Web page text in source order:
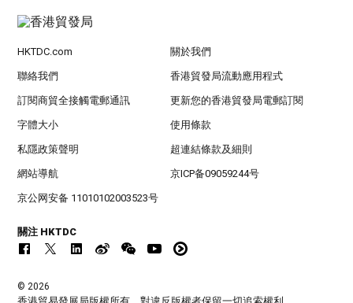
HKTDC.com 關於我們
聯絡我們 香港貿發局流動應用程式
訂閱商貿全接觸電郵通訊 更新您的香港貿發局電郵訂閱
字體大小 使用條款
私隱政策聲明 超連結條款及細則
網站導航 京ICP备09059244号
京公网安备 11010102003523号
關注 HKTDC
© 2026